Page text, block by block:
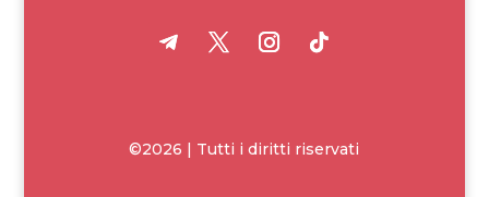
©2026 | Tutti i diritti riservati